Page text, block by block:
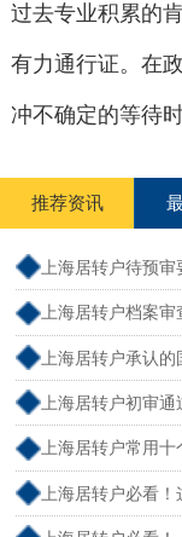
过去专业积累的
有力通行证。在
冲不确定的等待
推荐资讯
上海居转户待预审
上海居转户档案审
上海居转户承认
上海居转户初审通
上海居转户常用十
上海居转户必看